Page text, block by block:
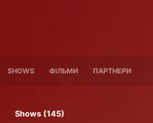
SHOWS ФІЛЬМИ ПАРТНЕРИ
Shows (145)